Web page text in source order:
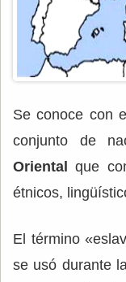
Se conoce con
conjunto de
Oriental
que
étnicos,
El término
se usó durante